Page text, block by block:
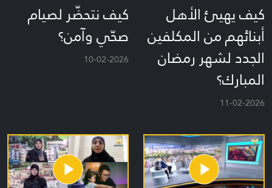
كيف يهيئ الأهل
أبنائهم من المكلفين
الجدد لشهر رمضان
المبارك؟
11-02-2026
كيف نتحضّر لصيام
صحّي وآمن؟
10-02-2026